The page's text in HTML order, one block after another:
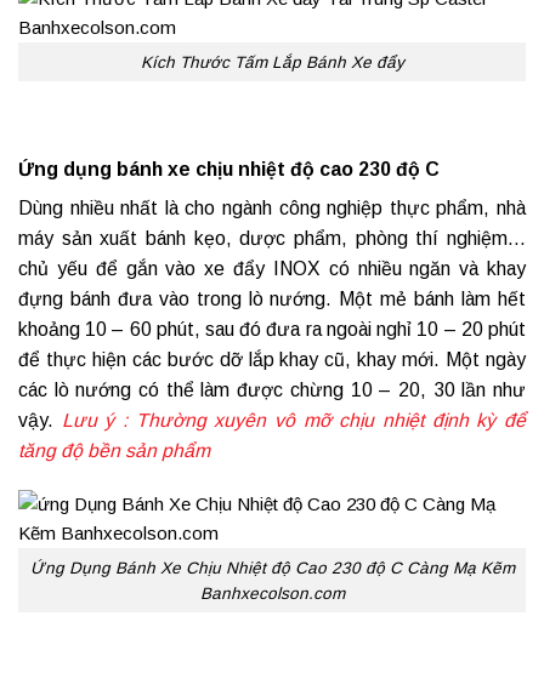
Kích Thước Tấm Lắp Bánh Xe đẩy
Ứng dụng bánh xe chịu nhiệt độ cao 230 độ C
Dùng nhiều nhất là cho ngành công nghiệp thực phẩm, nhà
máy sản xuất bánh kẹo, dược phẩm, phòng thí nghiệm…
chủ yếu để gắn vào xe đẩy INOX có nhiều ngăn và khay
đựng bánh đưa vào trong lò nướng. Một mẻ bánh làm hết
khoảng 10 – 60 phút, sau đó đưa ra ngoài nghỉ 10 – 20 phút
để thực hiện các bước dỡ lắp khay cũ, khay mới. Một ngày
các lò nướng có thể làm được chừng 10 – 20, 30 lần như
vậy. Lưu ý : Thường xuyên vô mỡ chịu nhiệt định kỳ để
tăng độ bền sản phẩm
Ứng Dụng Bánh Xe Chịu Nhiệt độ Cao 230 độ C Càng Mạ Kẽm
Banhxecolson.com